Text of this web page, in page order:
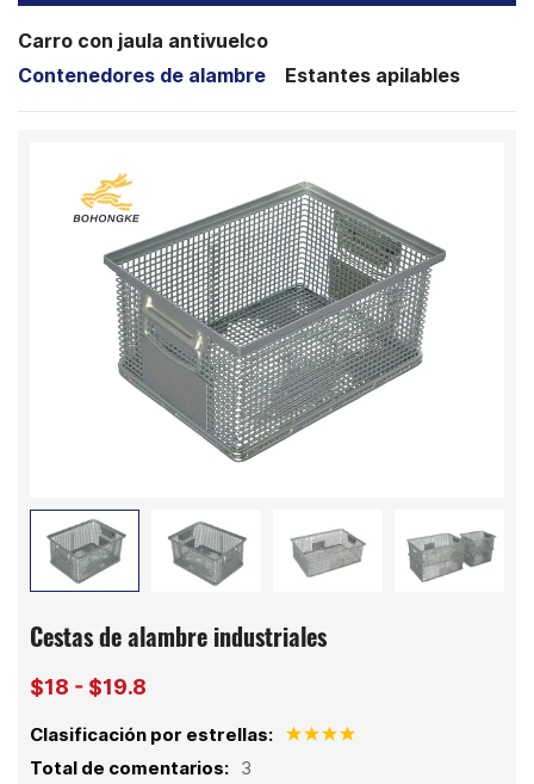
Carro con jaula antivuelco
Contenedores de alambre
Estantes apilables
Cestas de alambre industriales
$18 - $19.8
Clasificación por estrellas:
Total de comentarios: 3